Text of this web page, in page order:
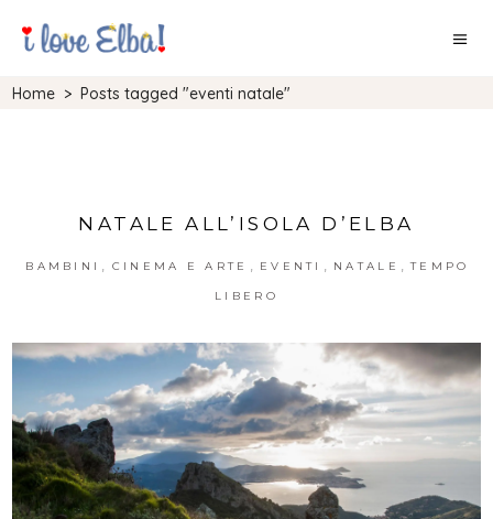
Home >Posts tagged "eventi natale"
NATALE ALL’ISOLA D’ELBA
BAMBINI , CINEMA E ARTE , EVENTI , NATALE , TEMPO
LIBERO